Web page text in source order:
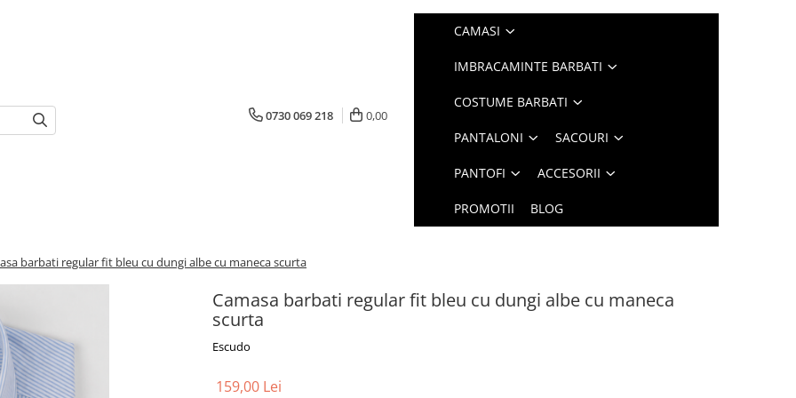
0730 069 218 0,00
CAMASI
IMBRACAMINTE BARBATI
COSTUME BARBATI
PANTALONI SACOURI
PANTOFI ACCESORII
PROMOTII BLOG
barbati regular fit bleu cu dungi albe cu maneca scurta
Camasa barbati regular fit bleu cu dungi albe cu maneca
scurta
Escudo
159,00 Lei